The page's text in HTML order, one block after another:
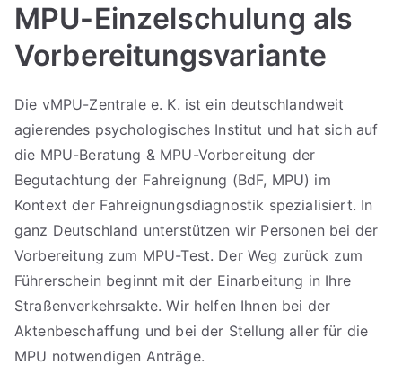
MPU-Einzelschulung als
Vorbereitungsvariante
Die vMPU-Zentrale e. K. ist ein deutschlandweit
agierendes psychologisches Institut und hat sich auf
die MPU-Beratung & MPU-Vorbereitung der
Begutachtung der Fahreignung (BdF, MPU) im
Kontext der Fahreignungsdiagnostik spezialisiert. In
ganz Deutschland unterstützen wir Personen bei der
Vorbereitung zum MPU-Test. Der Weg zurück zum
Führerschein beginnt mit der Einarbeitung in Ihre
Straßenverkehrsakte. Wir helfen Ihnen bei der
Aktenbeschaffung und bei der Stellung aller für die
MPU notwendigen Anträge.